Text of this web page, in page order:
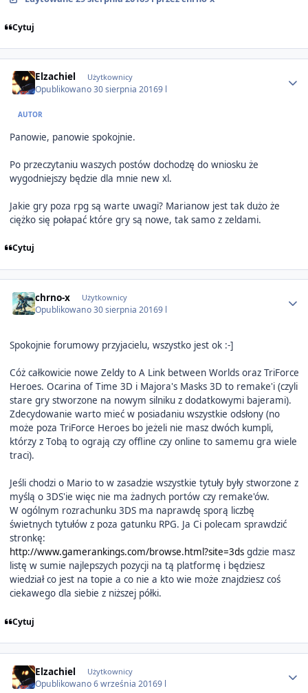
Cytuj
Elzachiel Użytkownicy
Opublikowano30 sierpnia 20169 l
AUTOR
Panowie, panowie spokojnie.
Po przeczytaniu waszych postów dochodzę do wniosku że
wygodniejszy będzie dla mnie new xl.
Jakie gry poza rpg są warte uwagi? Marianow jest tak dużo że
ciężko się połapać które gry są nowe, tak samo z zeldami.
Cytuj
chrno-x Użytkownicy
Opublikowano30 sierpnia 20169 l
Spokojnie forumowy przyjacielu, wszystko jest ok :-]
Cóż całkowicie nowe Zeldy to A Link between Worlds oraz TriForce
Heroes. Ocarina of Time 3D i Majora's Masks 3D to remake'i (czyli
stare gry stworzone na nowym silniku z dodatkowymi bajerami).
Zdecydowanie warto mieć w posiadaniu wszystkie odsłony (no
może poza TriForce Heroes bo jeżeli nie masz dwóch kumpli,
którzy z Tobą to ograją czy offline czy online to samemu gra wiele
traci).
Jeśli chodzi o Mario to w zasadzie wszystkie tytuły były stworzone z
myślą o 3DS'ie więc nie ma żadnych portów czy remake'ów.
W ogólnym rozrachunku 3DS ma naprawdę sporą liczbę
świetnych tytułów z poza gatunku RPG. Ja Ci polecam sprawdzić
stronkę:
http://www.gamerankings.com/browse.html?site=3dsgdzie masz
listę w sumie najlepszych pozycji na tą platformę i będziesz
wiedział co jest na topie a co nie a kto wie może znajdziesz coś
ciekawego dla siebie z niższej półki.
Cytuj
Elzachiel Użytkownicy
Opublikowano6 września 20169 l